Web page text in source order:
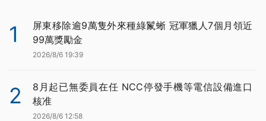
1
屏東移除逾9萬隻外來種綠鬣蜥 冠軍獵人7個月領近
99萬獎勵金
2026/8/6 19:39
2
8月起已無委員在任 NCC停發手機等電信設備進口
核准
2026/8/6 12:58